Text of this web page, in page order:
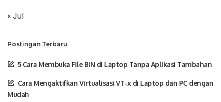
« Jul
Postingan Terbaru
5 Cara Membuka File BIN di Laptop Tanpa Aplikasi Tambahan
Cara Mengaktifkan Virtualisasi VT-x di Laptop dan PC dengan
Mudah